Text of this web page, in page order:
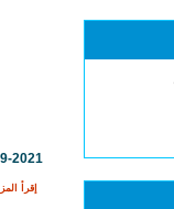
2021
إقرأ